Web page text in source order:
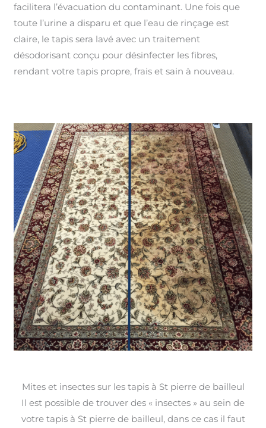
facilitera l’évacuation du contaminant. Une fois que
toute l’urine a disparu et que l’eau de rinçage est
claire, le tapis sera lavé avec un traitement
désodorisant conçu pour désinfecter les fibres,
rendant votre tapis propre, frais et sain à nouveau.
Mites et insectes sur les tapis à St pierre de bailleul
Il est possible de trouver des « insectes » au sein de
votre tapis à St pierre de bailleul, dans ce cas il faut